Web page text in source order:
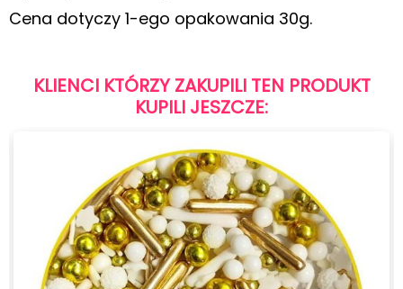
Cena dotyczy 1-ego opakowania 30g.
KLIENCI KTÓRZY ZAKUPILI TEN PRODUKT
KUPILI JESZCZE: